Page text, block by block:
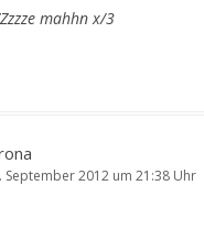
mahhn x/3
September 2012 um 21:38 Uhr